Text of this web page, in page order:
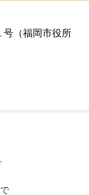
号（福岡市役所